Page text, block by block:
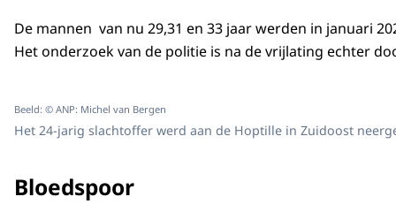
De mannen van nu 29,31 en 33 jaarwerden in januari
Het onderzoek van de politie is na de vrijlating echter
Beeld: © ANP: Michel van Bergen
Het 24-jarig slachtoffer werd aan de Hoptille in Zuidoost
Bloedspoor